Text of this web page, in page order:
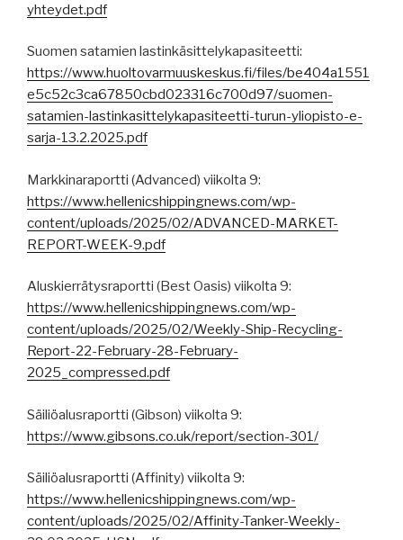
yhteydet.pdf
Suomen satamien lastinkäsittelykapasiteetti:
https://www.huoltovarmuuskeskus.fi/files/be404a1551
e5c52c3ca67850cbd023316c700d97/suomen-
satamien-lastinkasittelykapasiteetti-turun-yliopisto-e-
sarja-13.2.2025.pdf
Markkinaraportti (Advanced) viikolta 9:
https://www.hellenicshippingnews.com/wp-
content/uploads/2025/02/ADVANCED-MARKET-
REPORT-WEEK-9.pdf
Aluskierrätysraportti (Best Oasis) viikolta 9:
https://www.hellenicshippingnews.com/wp-
content/uploads/2025/02/Weekly-Ship-Recycling-
Report-22-February-28-February-
2025_compressed.pdf
Säiliöalusraportti (Gibson) viikolta 9:
https://www.gibsons.co.uk/report/section-301/
Säiliöalusraportti (Affinity) viikolta 9:
https://www.hellenicshippingnews.com/wp-
content/uploads/2025/02/Affinity-Tanker-Weekly-